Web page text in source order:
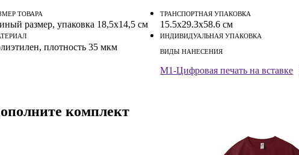
ТОВАРА
размер, упаковка 18,5х14,5 см
плотность 35 мкм
ТРАНСПОРТНАЯ УПАКОВКА
15.5x29.3x58.6 см
ИНДИВИДУАЛЬНАЯ УПАКОВКА
ВИДЫ НАНЕСЕНИЯ
M1-Цифровая печать на вставке
комплект